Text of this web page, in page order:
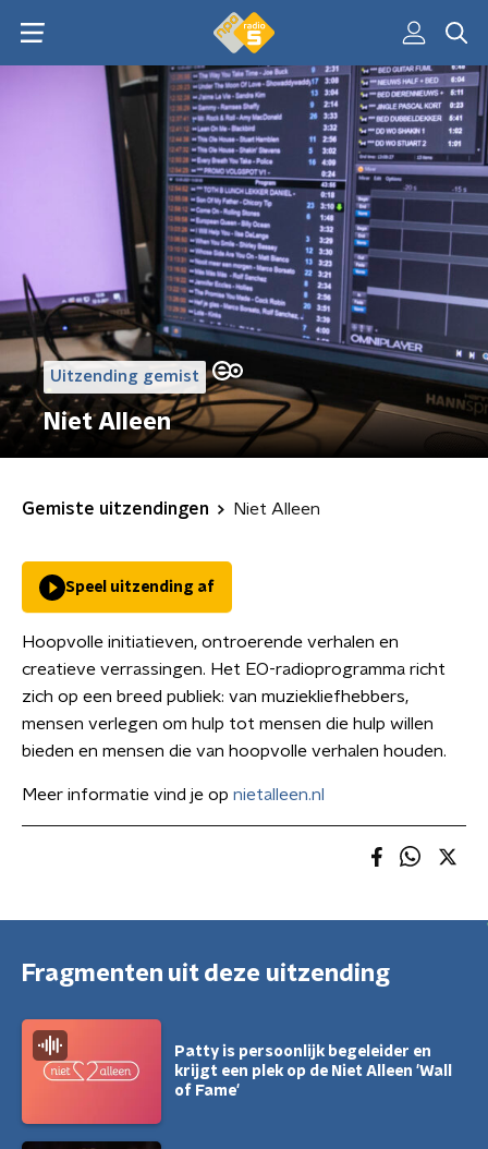
Uitzending gemist
Niet Alleen
Gemiste uitzendingen Niet Alleen
Speel uitzending af
Hoopvolle initiatieven, ontroerende verhalen en
creatieve verrassingen. Het EO-radioprogramma richt
zich op een breed publiek: van muziekliefhebbers,
mensen verlegen om hulp tot mensen die hulp willen
bieden en mensen die van hoopvolle verhalen houden.
Meer informatie vind je op nietalleen.nl
Fragmenten uit deze uitzending
Patty is persoonlijk begeleider en
krijgt een plek op de Niet Alleen 'Wall
of Fame'